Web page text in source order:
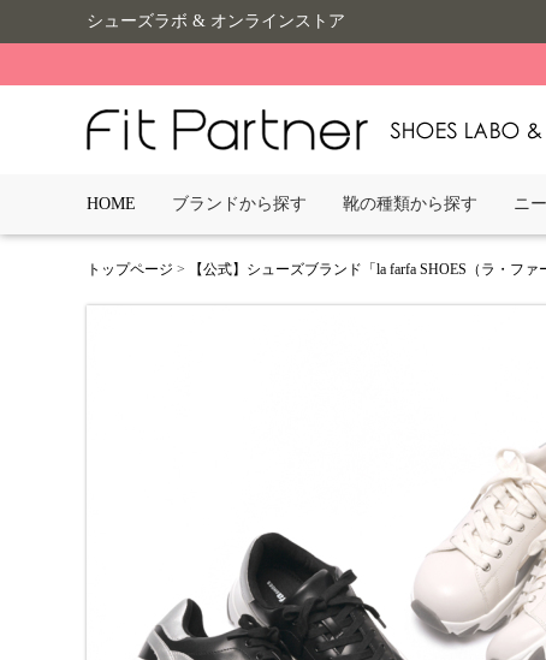
シューズラボ & オンラインストア
HOME ブランドから探す 靴の種類から探す ニ
トップページ > 【公式】シューズブランド「la farfa SHOES（ラ・フ